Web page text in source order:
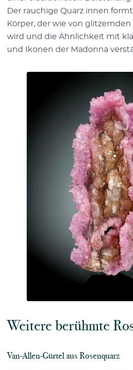
Der rauchige Quarz innen
Körper, der wie von
wird und die Ähnlichkeit mit
und Ikonen der Madonna
Weitere berühmte
Van-Allen-Gürtel aus Rosenquarz